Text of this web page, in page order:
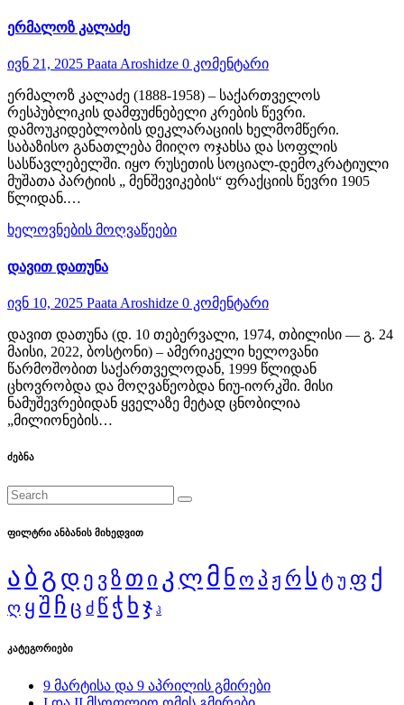
ერმალოზ კალაძე
ივნ 21, 2025 Paata Aroshidze 0 კომენტარი
ერმალოზ კალაძე (1888-1958) – საქართველოს
რესპუბლიკის დამფუძნებელი კრების წევრი.
დამოუკიდებლობის დეკლარაციის ხელმომწერი.
საბაზისო განათლება მიიღო ოჯახსა და სოფლის
სასწავლებელში. იყო რუსეთის სოციალ-დემოკრატიული
მუშათა პარტიის „ მენშევიკების“ ფრაქციის წევრი 1905
წლიდან.…
ხელოვნების მოღვაწეები
დავით დათუნა
ივნ 10, 2025 Paata Aroshidze 0 კომენტარი
დავით დათუნა (დ. 10 თებერვალი, 1974, თბილისი — გ. 24
მაისი, 2022, ბოსტონი) – ამერიკელი ხელოვანი
წარმოშობით საქართველოდან, 1999 წლიდან
ცხოვრობდა და მოღვაწეობდა ნიუ-იორკში. მისი
ნამუშევრებიდან ყველაზე მეტად ცნობილია
„მილიონების…
ძებნა
ფილტრი ანბანის მიხედვით
აბგ დ ე ვ ზ თ ი კ ლ მ ნ ო პ ჟ რს ტ უ ფ ქ
ღ ყ შ ჩ ც ძ წჭ ხჯ ჰ
კატეგორიები
9 მარტისა და 9 აპრილის გმირები